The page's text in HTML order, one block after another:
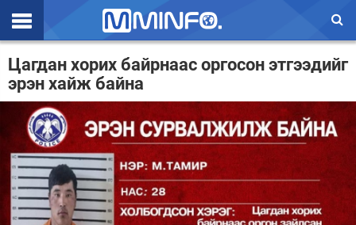
Эхлэл
Цаг агаар
Валют ханш
Улс төр
Эдийн засаг
Үзэл бодол
Цагдан хорих байрнаас оргосон этгээдийг
эрэн хайж байна